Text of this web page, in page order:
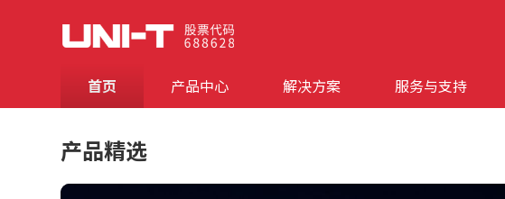
首页 产品中心 解决方案 服务与支持
产品精选